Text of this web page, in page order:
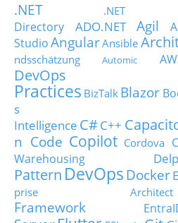
.NET .NET
Directory
ADO.NET Agil
StudioAngularAnsible
ndsschätzung
Automic
DevOps
Practices BizTalk Blazor
s
Intelligence C#C++
n Code Copilot Cordova
Warehousing
Pattern DevOps Docker
prise Architect
Framework